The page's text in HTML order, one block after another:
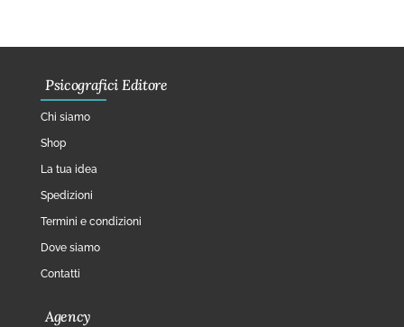
Psicografici Editore
Chi siamo
Shop
La tua idea
Spedizioni
Termini e condizioni
Dove siamo
Contatti
Agency